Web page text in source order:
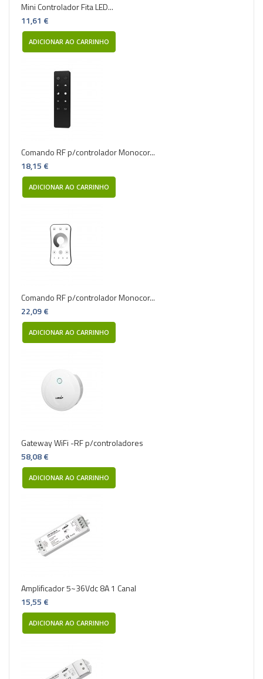
Mini Controlador Fita LED...
11,61 €
ADICIONAR AO CARRINHO
Comando RF p/controlador Monocor...
18,15 €
ADICIONAR AO CARRINHO
Comando RF p/controlador Monocor...
22,09 €
ADICIONAR AO CARRINHO
Gateway WiFi -RF p/controladores
58,08 €
ADICIONAR AO CARRINHO
Amplificador 5~36Vdc 8A 1 Canal
15,55 €
ADICIONAR AO CARRINHO